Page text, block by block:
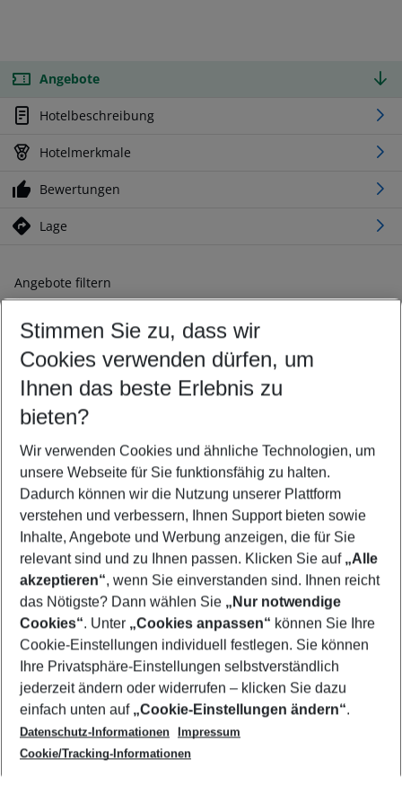
Angebote
Hotelbeschreibung
Hotelmerkmale
Bewertungen
Lage
Angebote filtern
Ändern Sie Ihre Kriterien nach Ihren Wünschen
Abflughafen wählen
Beliebiger Abflughafen
Reisezeitraum wählen
12.08.26– 10.08.27 5-8 Nächte
2 Erwachsene Keine Kinder
Mehr Filter anzeigen
Footer
Footer navigation
Über uns
AGB
Cookie-Einstellungen ändern
Cookie-Richtlinie
Datenschutz
Service & Hilfe
Barrierefreies Reisen
Check-in
Folgen Sie uns
Stimmen Sie zu, dass wir
Cookies verwenden dürfen, um
Ihnen das beste Erlebnis zu
bieten?
Wir verwenden Cookies und ähnliche Technologien, um
unsere Webseite für Sie funktionsfähig zu halten.
Dadurch können wir die Nutzung unserer Plattform
verstehen und verbessern, Ihnen Support bieten sowie
Inhalte, Angebote und Werbung anzeigen, die für Sie
relevant sind und zu Ihnen passen. Klicken Sie auf „Alle
akzeptieren“, wenn Sie einverstanden sind. Ihnen reicht
das Nötigste? Dann wählen Sie „Nur notwendige
Cookies“. Unter „Cookies anpassen“ können Sie Ihre
Cookie-Einstellungen individuell festlegen. Sie können
Ihre Privatsphäre-Einstellungen selbstverständlich
jederzeit ändern oder widerrufen – klicken Sie dazu
einfach unten auf „Cookie-Einstellungen ändern“.
Datenschutz-Informationen
Impressum
Cookie/Tracking-Informationen